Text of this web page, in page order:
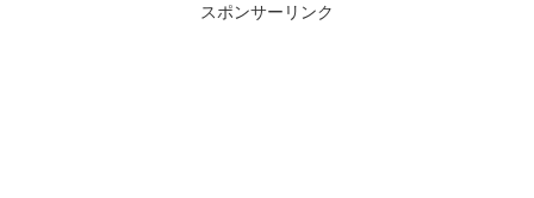
スポンサーリンク